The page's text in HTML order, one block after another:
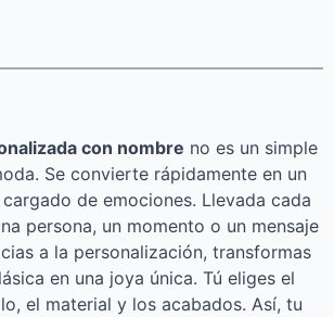
con nombre no es un simple
Se convierte rápidamente en un
de emociones. Llevada cada
persona, un momento o un mensaje
a la personalización, transformas
en una joya única. Tú eliges el
el material y los acabados. Así, tu